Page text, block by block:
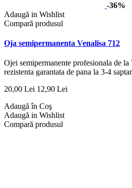
-36%
Adaugă in Wishlist
Compară produsul
Oja semipermanenta Venalisa 712
Ojei semipermanente profesionala de
rezistenta garantata de pana la 3-4
20,00 Lei 12,90 Lei
Adaugă în Coş
Adaugă in Wishlist
Compară produsul